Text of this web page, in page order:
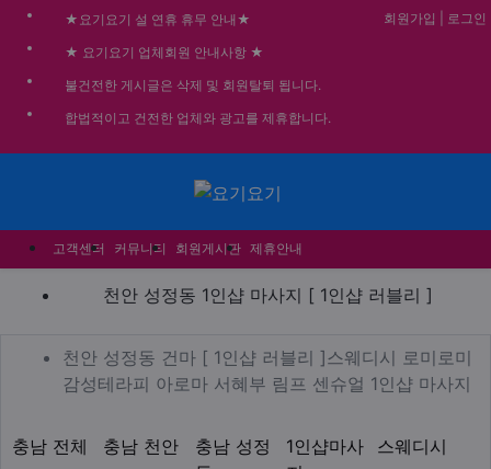
★요기요기 설 연휴 휴무 안내★
★ 요기요기 업체회원 안내사항 ★
불건전한 게시글은 삭제 및 회원탈퇴 됩니다.
합법적이고 건전한 업체와 광고를 제휴합니다.
회원가입 로그인
고객센터 커뮤니티 회원게시판 제휴안내
천안 성정동 1인샵 마사지
천안 성정동 1인샵 마사지 [ 1인샵 러블리 ]
업체 정보
천안 성정동 건마 [ 1인샵
천안 성정동 건마 [ 1인샵 러블리 ]스웨디시 로미로미
감성테라피 아로마 서혜부 림프 센슈얼 1인샵 마사지
충남 전체 충남 천안
충남 성정
지역1
1인샵마사
스웨디시
테마